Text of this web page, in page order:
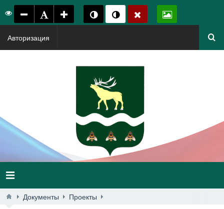
Авторизация
Документы Проекты